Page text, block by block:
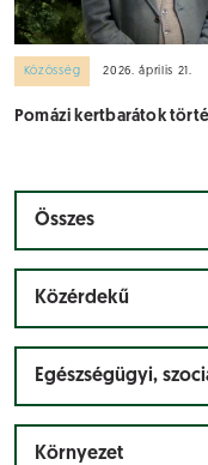
Közösség 2026. április 21.
Pomázi kertbarátok
Összes
Közérdekű
Egészségügyi,
Környezet